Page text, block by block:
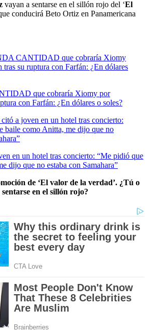
vayan a sentarse en el sillón rojo del ‘El
conducirá Beto Ortiz en Panamericana
que cobraría Xiomy por
con Farfán: ¿En dólares o soles?
en un hotel tras concierto: “Me pidió que
dijo que no estaba con Samahara”
de ‘El valor de la verdad’. ¿Tú o
en el sillón rojo?